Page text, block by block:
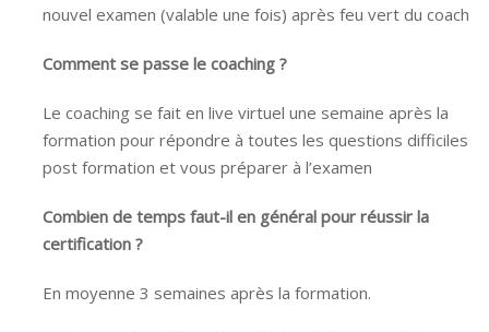
nouvel examen (valable une fois) après feu vert du coach
Comment se passe le coaching ?
Le coaching se fait en live virtuel une semaine après la
formation pour répondre à toutes les questions difficiles
post formation et vous préparer à l’examen
Combien de temps faut-il en général pour réussir la
certification ?
En moyenne 3 semaines après la formation.